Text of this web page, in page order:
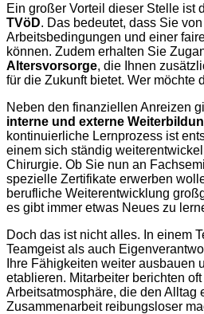
Ein großer Vorteil dieser Stelle ist
TVöD. Das bedeutet, dass Sie
Arbeitsbedingungen und einer
können. Zudem erhalten Sie
Altersvorsorge, die Ihnen
für die Zukunft bietet. Wer möchte
Neben den finanziellen Anreizen
interne und externe
kontinuierliche Lernprozess ist
einem sich ständig
Chirurgie. Ob Sie nun an
spezielle Zertifikate erwerben
berufliche Weiterentwicklung
es gibt immer etwas Neues zu
Doch das ist nicht alles. In einem
Teamgeist als auch
Ihre Fähigkeiten weiter ausbauen
etablieren. Mitarbeiter berichten
Arbeitsatmosphäre, die den Alltag
Zusammenarbeit reibungsloser